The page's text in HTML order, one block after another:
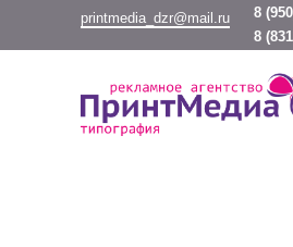
8
printmedia_dzr@mail.ru
8